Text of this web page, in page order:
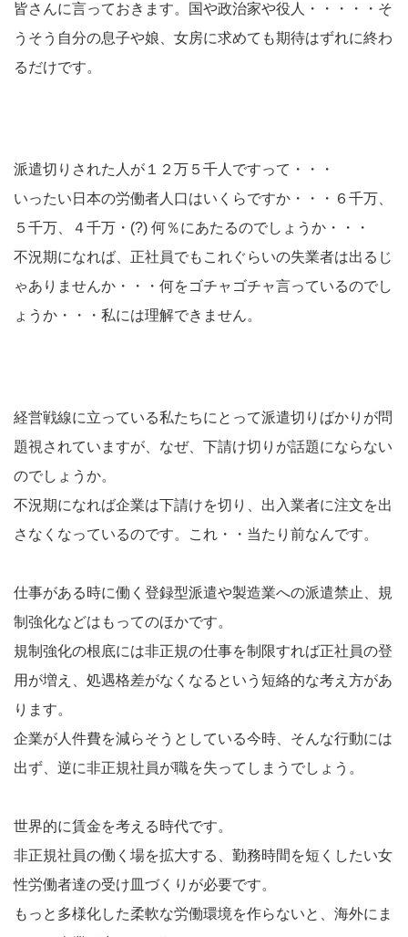
皆さんに言っておきます。国や政治家や役人・・・・・そ
うそう自分の息子や娘、女房に求めても期待はずれに終わ
るだけです。
派遣切りされた人が１２万５千人ですって・・・
いったい日本の労働者人口はいくらですか・・・６千万、
５千万、４千万・(?) 何％にあたるのでしょうか・・・
不況期になれば、正社員でもこれぐらいの失業者は出るじ
ゃありませんか・・・何をゴチャゴチャ言っているのでし
ょうか・・・私には理解できません。
経営戦線に立っている私たちにとって派遣切りばかりが問
題視されていますが、なぜ、下請け切りが話題にならない
のでしょうか。
不況期になれば企業は下請けを切り、出入業者に注文を出
さなくなっているのです。これ・・当たり前なんです。
仕事がある時に働く登録型派遣や製造業への派遣禁止、規
制強化などはもってのほかです。
規制強化の根底には非正規の仕事を制限すれば正社員の登
用が増え、処遇格差がなくなるという短絡的な考え方があ
ります。
企業が人件費を減らそうとしている今時、そんな行動には
出ず、逆に非正規社員が職を失ってしまうでしょう。
世界的に賃金を考える時代です。
非正規社員の働く場を拡大する、勤務時間を短くしたい女
性労働者達の受け皿づくりが必要です。
もっと多様化した柔軟な労働環境を作らないと、海外にま